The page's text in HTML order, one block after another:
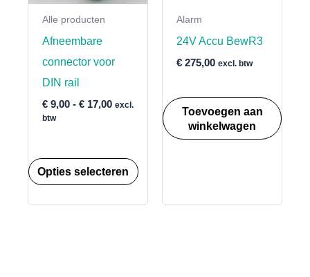
Alle producten
Afneembare
connector voor
DIN rail
€9,00 - €17,00Prijsklasse:
excl.
btw
Opties selecteren
heeft
Alarm
24V Accu BewR3
€275,00 excl. btw
Toevoegen aan
winkelwagen